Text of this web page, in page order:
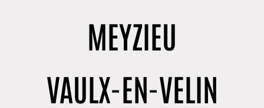
MEYZIEU
VAULX-EN-VELIN